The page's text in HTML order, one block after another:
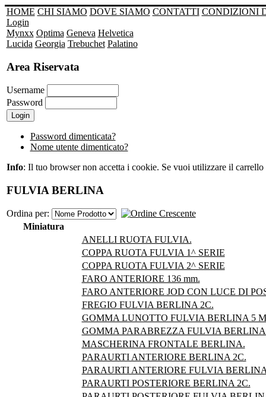
HOME CHI SIAMO DOVE SIAMO CONTATTI CONDIZIONI
Login
Mynxx Optima Geneva Helvetica
Lucida Georgia Trebuchet Palatino
Area Riservata
Username
Password
Password dimenticata?
Nome utente dimenticato?
Info: Il tuo browser non accetta i cookie. Se vuoi utilizzare il
FULVIA BERLINA
Ordina per:
Miniatura
ANELLI RUOTA FULVIA.
COPPA RUOTA FULVIA 1^ SERIE
COPPA RUOTA FULVIA 2^ SERIE
FARO ANTERIORE 136 mm.
FARO ANTERIORE JOD CON LUCE DI
FREGIO FULVIA BERLINA 2C.
GOMMA LUNOTTO FULVIA BERLINA 5
GOMMA PARABREZZA FULVIA
MASCHERINA FRONTALE BERLINA.
PARAURTI ANTERIORE BERLINA 2C.
PARAURTI ANTERIORE FULVIA
PARAURTI POSTERIORE BERLINA 2C.